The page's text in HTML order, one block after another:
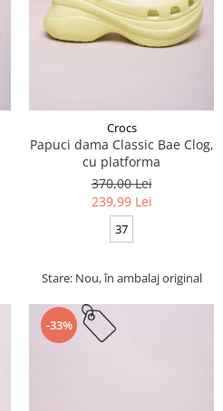
Crocs
Papuci dama Classic Bae Clog,
cu platforma
370,00 Lei
239,99 Lei
37
Stare: Nou, în ambalaj original
-33%